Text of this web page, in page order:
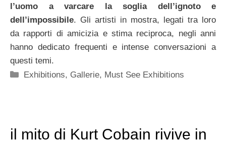
l’uomo a varcare la soglia dell’ignoto e
dell’impossibile. Gli artisti in mostra, legati tra loro
da rapporti di amicizia e stima reciproca, negli anni
hanno dedicato frequenti e intense conversazioni a
questi temi.
Categorie
Exhibitions, Gallerie, Must See Exhibitions
il mito di Kurt Cobain rivive in